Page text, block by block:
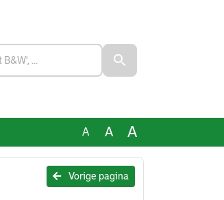
A A A
Vorige pagina